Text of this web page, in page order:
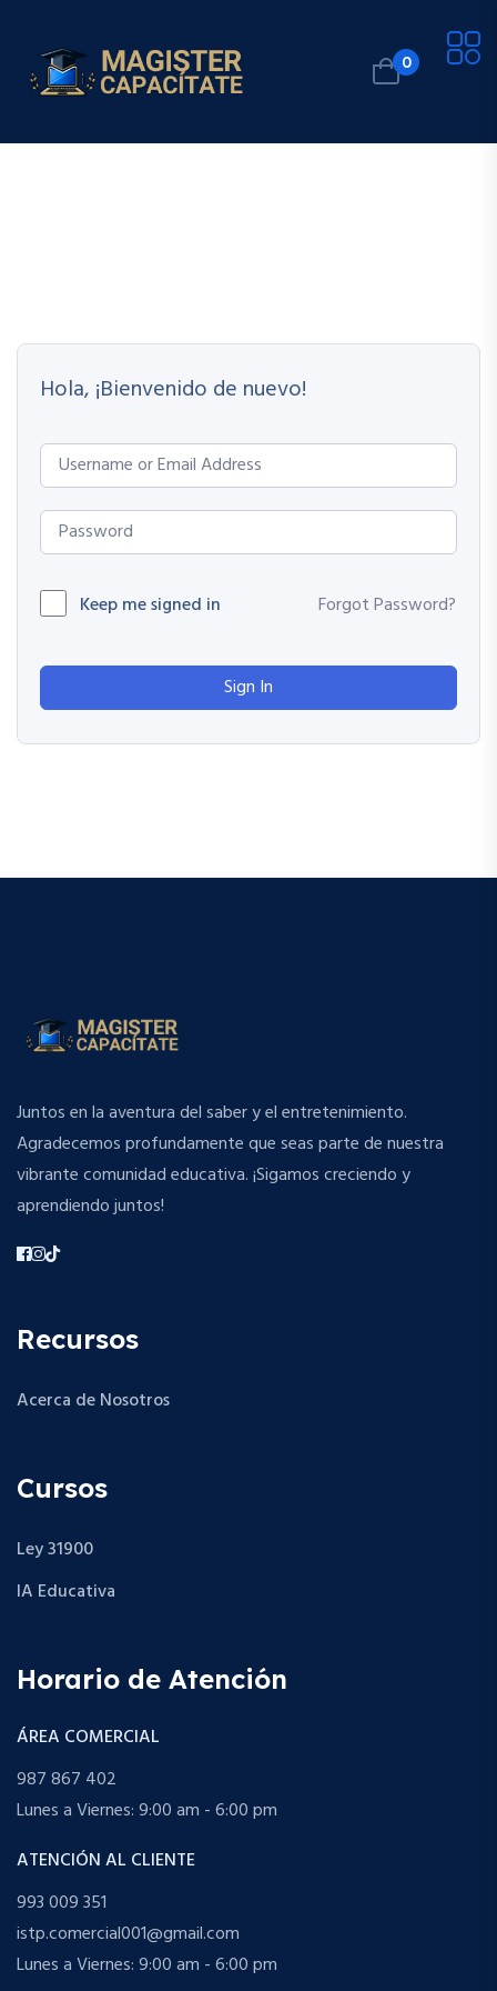
0
Hola, ¡Bienvenido de nuevo!
Keep me signed in Forgot Password?
Sign In
Juntos en la aventura del saber y el entretenimiento.
Agradecemos profundamente que seas parte de nuestra
vibrante comunidad educativa. ¡Sigamos creciendo y
aprendiendo juntos!
Recursos
Acerca de Nosotros
Cursos
Ley 31900
IA Educativa
Horario de Atención
ÁREA COMERCIAL
987 867 402
Lunes a Viernes: 9:00 am - 6:00 pm
ATENCIÓN AL CLIENTE
993 009 351
istp.comercial001@gmail.com
Lunes a Viernes: 9:00 am - 6:00 pm